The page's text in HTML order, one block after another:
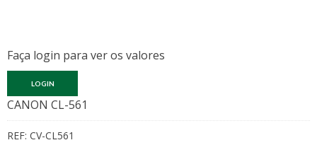
Faça login para ver os valores
LOGIN
CANON CL-561
REF: CV-CL561